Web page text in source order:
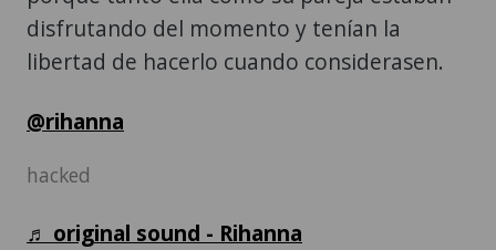
disfrutando del momento y tenían la
libertad de hacerlo cuando considerasen.
@rihanna
hacked
♬ original sound - Rihanna